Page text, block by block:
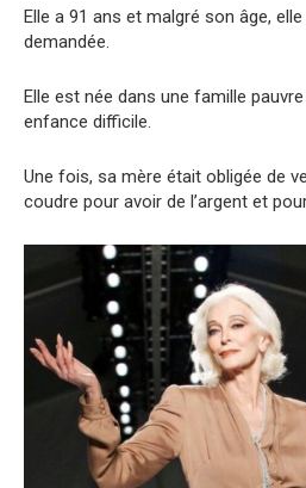
Elle a 91 ans et malgré son âge,
demandée.
Elle est née dans une famille
enfance difficile.
Une fois, sa mère était obligée de
coudre pour avoir de l’argent et